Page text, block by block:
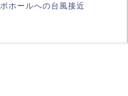
ボホールへの台風接近